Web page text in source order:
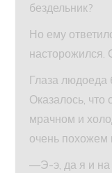
бездельник?
Но ему
насторожился.
Глаза людоеда
Оказалось, что
мрачном и
очень
—Э-э, да я и